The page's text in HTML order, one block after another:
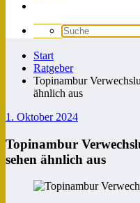
Start
Ratgeber
Topinambur
ähnlich aus
1. Oktober 2024
Topinambur
sehen ähnlich aus